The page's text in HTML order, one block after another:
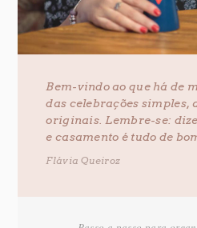
Bem-vindo ao que há de
das celebrações simples,
originais. Lembre-se:
e casamento é tudo de
Flávia Queiroz